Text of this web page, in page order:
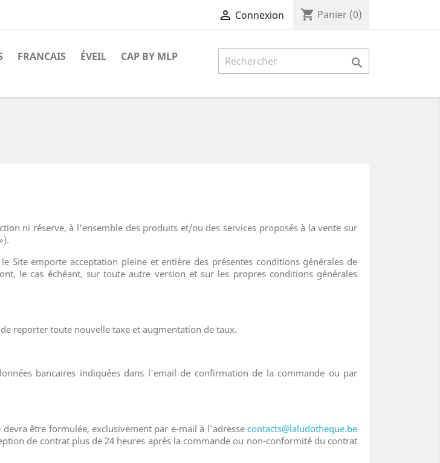
 Connexion shopping_cart Panier (0)
FRANCAIS ÉVEIL CAP BY MLP 
ni réserve, à l'ensemble des produits et/ou des services proposés à la vente sur
emporte acceptation pleine et entière des présentes conditions générales de
le cas échéant, sur toute autre version et sur les propres conditions générales
reporter toute nouvelle taxe et augmentation de taux.
bancaires indiquées dans l'email de confirmation de la commande ou par
être formulée, exclusivement par e-mail à l'adresse contacts@laludotheque.be
de contrat plus de 24 heures après la commande ou non-conformité du contrat